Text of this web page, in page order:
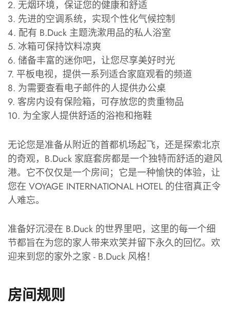
2. 无烟环境，保证您的健康和舒适
3. 先进的空调系统，实现个性化气候控制
4. 配有 B.Duck 主题洗漱用品的私人浴室
5. 冰箱可保持饮料凉爽
6. 储备丰富的迷你吧，让您尽享美好时光
7. 平板电视，提供一系列适合家庭观看的频道
8. 为需要查看电子邮件的人提供办公桌
9. 客房内设有保险箱，可存放您的贵重物品
10. 为全家人提供舒适的浴袍和拖鞋
无论您是准备从附近的首都机场起飞，还是探索北京
的奇观，B.Duck 家庭套房都是一个独特而舒适的避风
港。它不仅仅是一个房间；它是一种愉快的体验，让
您在 VOYAGE INTERNATIONAL HOTEL 的住宿真正令
人难忘。
准备好沉浸在 B.Duck 的世界里吧，这里的每一个细
节都旨在为您的家人带来欢笑并留下永久的回忆。欢
迎来到您的家外之家 - B.Duck 风格！
房间规则